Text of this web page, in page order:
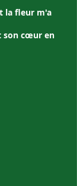
la fleur m'a
son cœur en